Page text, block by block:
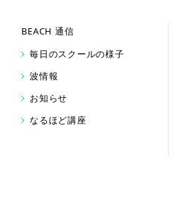
BEACH 通信
毎日のスクールの様子
波情報
お知らせ
なるほど講座